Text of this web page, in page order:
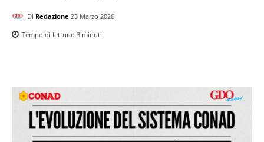
Di Redazione 23 Marzo 2026
Tempo di lettura: 3 minuti